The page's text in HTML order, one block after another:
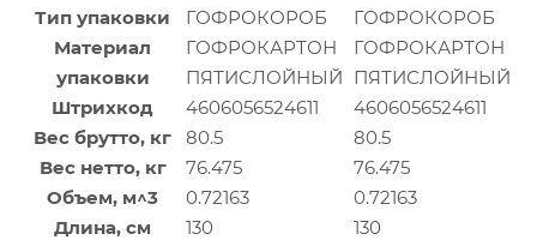
Тип упаковки
ГОФРОКОРОБ
ГОФРОКОРОБ
Материал
упаковки
ГОФРОКАРТОН
ПЯТИСЛОЙНЫЙ
ГОФРОКАРТОН
ПЯТИСЛОЙНЫЙ
Штрихкод
4606056524611
4606056524611
Вес брутто, кг
80.5
80.5
Вес нетто, кг
76.475
76.475
Объем, м^3
0.72163
0.72163
Длина, см
130
130